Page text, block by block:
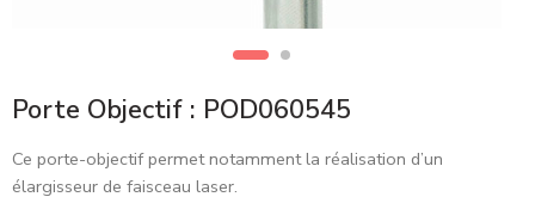
Porte Objectif : POD060545
Ce porte-objectif permet notamment la réalisation d’un
élargisseur de faisceau laser.